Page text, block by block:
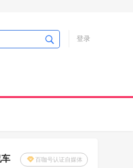
登录
百咖号认证自媒体